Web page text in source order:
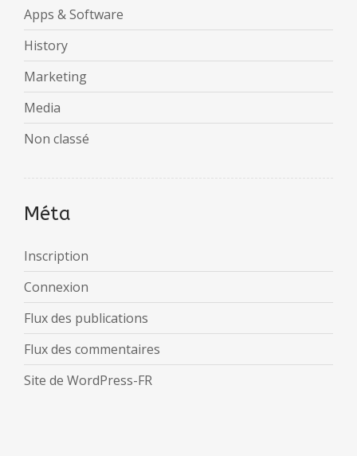
Apps & Software
History
Marketing
Media
Non classé
Méta
Inscription
Connexion
Flux des publications
Flux des commentaires
Site de WordPress-FR